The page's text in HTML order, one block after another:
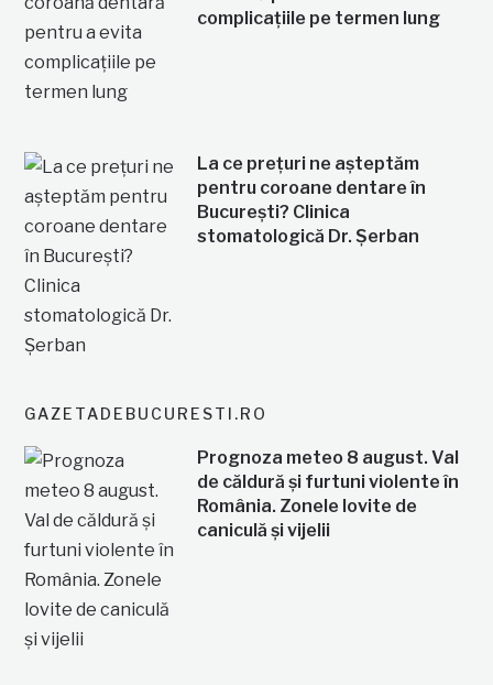
complicațiile pe termen lung
La ce prețuri ne așteptăm
pentru coroane dentare în
București? Clinica
stomatologică Dr. Șerban
GAZETADEBUCURESTI.RO
Prognoza meteo 8 august. Val
de căldură și furtuni violente în
România. Zonele lovite de
caniculă și vijelii